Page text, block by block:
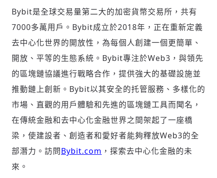
Bybit是全球交易量第二大的加密貨幣交易所，共有
7000多萬用戶。Bybit成立於2018年，正在重新定義
去中心化世界的開放性，為每個人創建一個更簡單、
開放、平等的生態系統。Bybit專注於Web3，與領先
的區塊鏈協議進行戰略合作，提供強大的基礎設施並
推動鏈上創新。Bybit以其安全的托管服務、多樣化的
市場、直觀的用戶體驗和先進的區塊鏈工具而聞名，
在傳統金融和去中心化金融世界之間架起了一座橋
梁，使建設者、創造者和愛好者能夠釋放Web3的全
部潛力。訪問Bybit.com ，探索去中心化金融的未
來。